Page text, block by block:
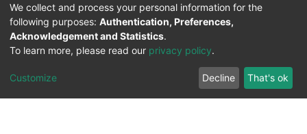
We collect and process your personal information for the
following purposes: Authentication, Preferences,
Acknowledgement and Statistics.
To learn more, please read our privacy policy.
Customize Decline That's ok